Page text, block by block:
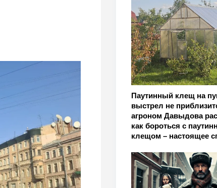
Паутинный клещ на
выстрел не
агроном Давыдова
как бороться с
клещом – настоящее